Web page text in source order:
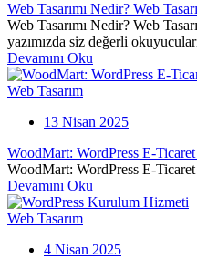
Web Tasarımı Nedir? Web
Web Tasarımı Nedir? Web
yazımızda siz değerli
Devamını Oku
Web Tasarım
13 Nisan 2025
WoodMart: WordPress E-
WoodMart: WordPress E-
Devamını Oku
Web Tasarım
4 Nisan 2025